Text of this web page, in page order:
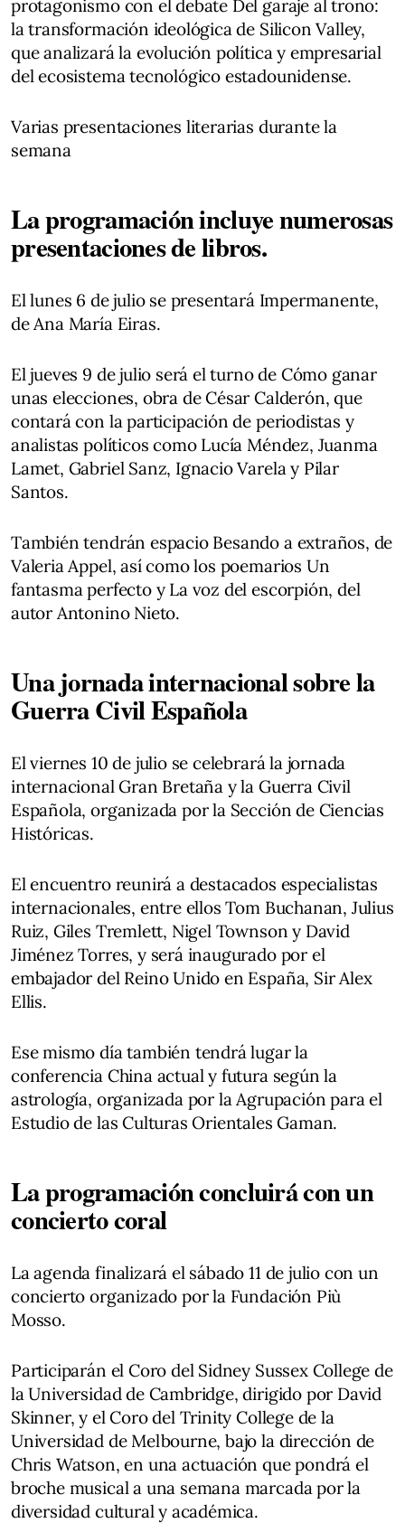
protagonismo con el debate Del garaje al trono:
la transformación ideológica de Silicon Valley,
que analizará la evolución política y empresarial
del ecosistema tecnológico estadounidense.
Varias presentaciones literarias durante la
semana
La programación incluye numerosas
presentaciones de libros.
El lunes 6 de julio se presentará Impermanente,
de Ana María Eiras.
El jueves 9 de julio será el turno de Cómo ganar
unas elecciones, obra de César Calderón, que
contará con la participación de periodistas y
analistas políticos como Lucía Méndez, Juanma
Lamet, Gabriel Sanz, Ignacio Varela y Pilar
Santos.
También tendrán espacio Besando a extraños, de
Valeria Appel, así como los poemarios Un
fantasma perfecto y La voz del escorpión, del
autor Antonino Nieto.
Una jornada internacional sobre la
Guerra Civil Española
El viernes 10 de julio se celebrará la jornada
internacional Gran Bretaña y la Guerra Civil
Española, organizada por la Sección de Ciencias
Históricas.
El encuentro reunirá a destacados especialistas
internacionales, entre ellos Tom Buchanan, Julius
Ruiz, Giles Tremlett, Nigel Townson y David
Jiménez Torres, y será inaugurado por el
embajador del Reino Unido en España, Sir Alex
Ellis.
Ese mismo día también tendrá lugar la
conferencia China actual y futura según la
astrología, organizada por la Agrupación para el
Estudio de las Culturas Orientales Gaman.
La programación concluirá con un
concierto coral
La agenda finalizará el sábado 11 de julio con un
concierto organizado por la Fundación Più
Mosso.
Participarán el Coro del Sidney Sussex College de
la Universidad de Cambridge, dirigido por David
Skinner, y el Coro del Trinity College de la
Universidad de Melbourne, bajo la dirección de
Chris Watson, en una actuación que pondrá el
broche musical a una semana marcada por la
diversidad cultural y académica.